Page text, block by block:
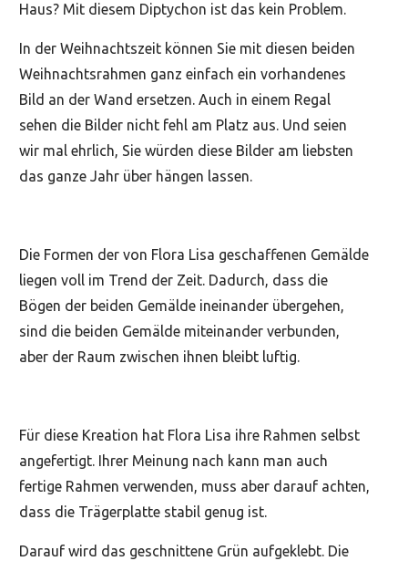
Haus? Mit diesem Diptychon ist das kein Problem.
In der Weihnachtszeit können Sie mit diesen beiden
Weihnachtsrahmen ganz einfach ein vorhandenes
Bild an der Wand ersetzen. Auch in einem Regal
sehen die Bilder nicht fehl am Platz aus. Und seien
wir mal ehrlich, Sie würden diese Bilder am liebsten
das ganze Jahr über hängen lassen.
Die Formen der von Flora Lisa geschaffenen Gemälde
liegen voll im Trend der Zeit. Dadurch, dass die
Bögen der beiden Gemälde ineinander übergehen,
sind die beiden Gemälde miteinander verbunden,
aber der Raum zwischen ihnen bleibt luftig.
Für diese Kreation hat Flora Lisa ihre Rahmen selbst
angefertigt. Ihrer Meinung nach kann man auch
fertige Rahmen verwenden, muss aber darauf achten,
dass die Trägerplatte stabil genug ist.
Darauf wird das geschnittene Grün aufgeklebt. Die